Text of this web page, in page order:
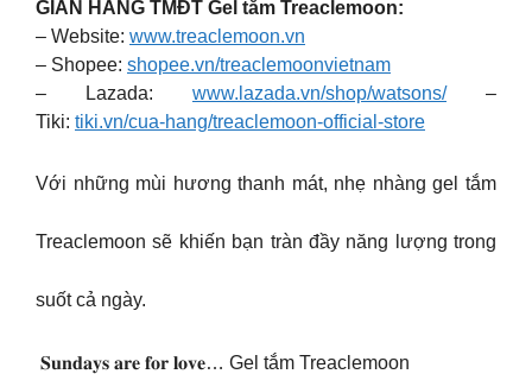
GIAN HÀNG TMĐT Gel tắm Treaclemoon:
– Website: www.treaclemoon.vn
– Shopee: shopee.vn/treaclemoonvietnam
– Lazada: www.lazada.vn/shop/watsons/–
Tiki: tiki.vn/cua-hang/treaclemoon-official-store
Với những mùi hương thanh mát, nhẹ nhàng gel tắm
Treaclemoon sẽ khiến bạn tràn đầy năng lượng trong
suốt cả ngày.
𝐒𝐮𝐧𝐝𝐚𝐲𝐬 𝐚𝐫𝐞 𝐟𝐨𝐫 𝐥𝐨𝐯𝐞… Gel tắm Treaclemoon